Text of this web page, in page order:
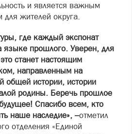
и является важным
для жителей округа.
где каждый экспонат
языке прошлого. Уверен, для
станет настоящим
направленным на
общей истории, истории
родины. Беречь прошлое
Спасибо всем, кто
наше наследие», –отметил
отделения «Единой